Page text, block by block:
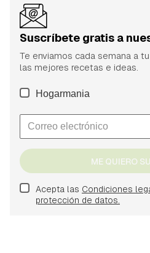
Suscríbete gratis a
Te enviamos cada semana a
las mejores recetas e ideas.
Hogarmania
ME QUIERO
Acepta las Condiciones
protección de datos.